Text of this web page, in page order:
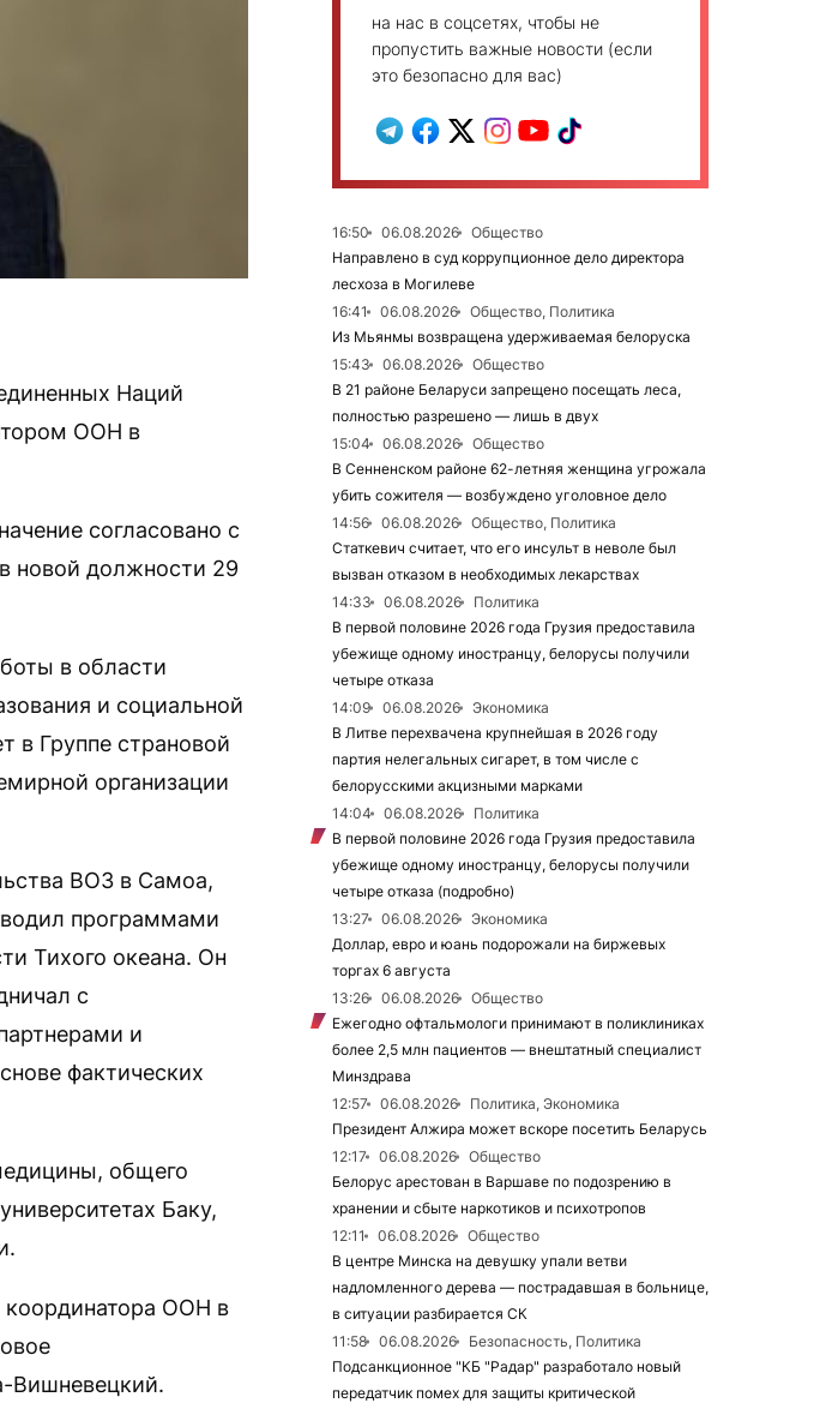
Наций
ООН в
согласовано с
новой должности 29
в области
и социальной
Группе страновой
организации
ВОЗ в Самоа,
программами
Тихого океана. Он
с
и
фактических
общего
Баку,
координатора ООН в
Вишневецкий.
на нас в соцсетях, чтобы не
пропустить важные новости (если
это безопасно для вас)
16:50 06.08.2026
Общество
Направлено в суд коррупционное дело директора
лесхоза в Могилеве
16:41
06.08.2026
Общество, Политика
Из Мьянмы возвращена удерживаемая белоруска
15:43
06.08.2026
Общество
В 21 районе Беларуси запрещено посещать леса,
полностью разрешено — лишь в двух
15:04
06.08.2026
Общество
В Сенненском районе 62-летняя женщина угрожала
убить сожителя — возбуждено уголовное дело
14:56
06.08.2026
Общество, Политика
Статкевич считает, что его инсульт в неволе был
вызван отказом в необходимых лекарствах
14:33
06.08.2026
Политика
В первой половине 2026 года Грузия предоставила
убежище одному иностранцу, белорусы получили
четыре отказа
14:09
06.08.2026
Экономика
В Литве перехвачена крупнейшая в 2026 году
партия нелегальных сигарет, в том числе с
белорусскими акцизными марками
14:04
06.08.2026
Политика
В первой половине 2026 года Грузия предоставила
убежище одному иностранцу, белорусы получили
четыре отказа (подробно)
13:27
06.08.2026
Экономика
Доллар, евро и юань подорожали на биржевых
торгах 6 августа
13:26
06.08.2026
Общество
Ежегодно офтальмологи принимают в поликлиниках
более 2,5 млн пациентов — внештатный специалист
Минздрава
12:57
06.08.2026
Политика, Экономика
Президент Алжира может вскоре посетить Беларусь
12:17
06.08.2026
Общество
Белорус арестован в Варшаве по подозрению в
хранении и сбыте наркотиков и психотропов
12:11
06.08.2026
Общество
В центре Минска на девушку упали ветви
надломленного дерева — пострадавшая в больнице,
в ситуации разбирается СК
11:58
06.08.2026
Безопасность, Политика
Подсанкционное "КБ "Радар" разработало новый
передатчик помех для защиты критической